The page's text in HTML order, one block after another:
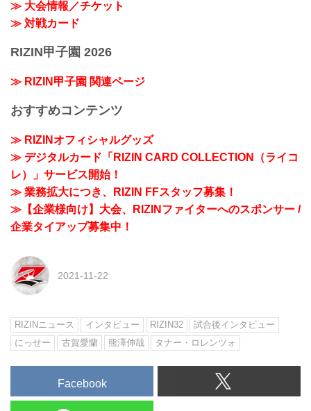
≫ 大会情報／チケット
≫ 対戦カード
RIZIN甲子園 2026
≫ RIZIN甲子園 関連ページ
おすすめコンテンツ
≫ RIZINオフィシャルグッズ
≫ デジタルカード「RIZIN CARD COLLECTION（ライコ
レ）」サービス開始！
≫ 業務拡大につき、RIZIN FFスタッフ募集！
≫【企業様向け】大会、RIZINファイターへのスポンサー /
企業タイアップ募集中！
2021-11-22
RIZINニュース インタビュー RIZIN32
試合後インタビュー
にっせー
古賀愛蘭 熊澤伸哉 タナー・ロレンツォ
Facebook